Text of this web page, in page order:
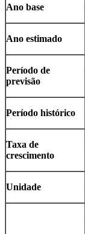
Ano base
Ano estimado
Período de
previsão
Período histórico
Taxa de
crescimento
Unidade